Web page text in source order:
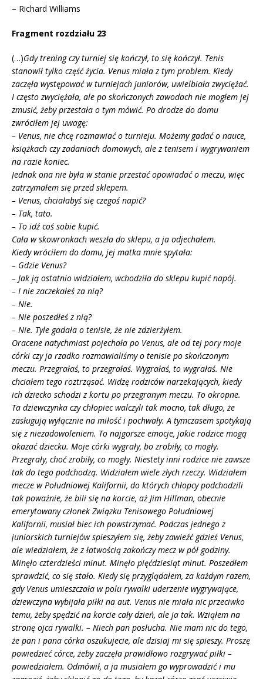
– Richard Williams
Fragment rozdziału 23
(…)Gdy trening czy turniej się kończył, to się kończył. Tenis
stanowił tylko część życia. Venus miała z tym problem. Kiedy
zaczęła występować w turniejach juniorów, uwielbiała zwyciężać.
I często zwyciężała, ale po skończonych zawodach nie mogłem jej
zmusić, żeby przestała o tym mówić. Po drodze do domu
zwróciłem jej uwagę:
– Venus, nie chcę rozmawiać o turnieju. Możemy gadać o nauce,
książkach czy zadaniach domowych, ale z tenisem i wygrywaniem
na razie koniec.
Jednak ona nie była w stanie przestać opowiadać o meczu, więc
zatrzymałem się przed sklepem.
– Venus, chciałabyś się czegoś napić?
– Tak, tato.
– To idź coś sobie kupić.
Cała w skowronkach weszła do sklepu, a ja odjechałem.
Kiedy wróciłem do domu, jej matka mnie spytała:
– Gdzie Venus?
– Jak ją ostatnio widziałem, wchodziła do sklepu kupić napój.
– I nie zaczekałeś za nią?
– Nie.
– Nie poszedłeś z nią?
– Nie. Tyle gadała o tenisie, że nie zdzierżyłem.
Oracene natychmiast pojechała po Venus, ale od tej pory moje
córki czy ja rzadko rozmawialiśmy o tenisie po skończonym
meczu. Przegrałaś, to przegrałaś. Wygrałaś, to wygrałaś. Nie
chciałem tego roztrząsać. Widzę rodziców narzekających, kiedy
ich dziecko schodzi z kortu po przegranym meczu. To okropne.
Ta dziewczynka czy chłopiec walczyli tak mocno, tak długo, że
zasługują wyłącznie na miłość i pochwały. A tymczasem spotykają
się z niezadowoleniem. To najgorsze emocje, jakie rodzice mogą
okazać dziecku. Moje córki wygrały, bo zrobiły, co mogły.
Przegrały, choć zrobiły, co mogły. Niestety inni rodzice nie zawsze
tak do tego podchodzą. Widziałem wiele złych rzeczy. Widziałem
mecze w Południowej Kalifornii, do których chłopcy podchodzili
tak poważnie, że bili się na korcie, aż Jim Hillman, obecnie
emerytowany członek Związku Tenisowego Południowej
Kalifornii, musiał biec ich powstrzymać. Podczas jednego z
juniorskich turniejów spieszyłem się, żeby zawieźć gdzieś Venus,
ale wiedziałem, że z łatwością zakończy mecz w pół godziny.
Minęło czterdzieści minut. Minęło pięćdziesiąt minut. Poszedłem
sprawdzić, co się stało. Kiedy się przyglądałem, za każdym razem,
gdy Venus umieszczała w polu rywalki uderzenie wygrywające,
dziewczyna wybijała piłki na aut. Venus nie miała nic przeciwko
temu, żeby spędzić na korcie cały dzień, ale ja tak. Wziąłem na
stronę ojca rywalki. – Niech pan posłucha. Nie mam nic do tego,
że pan i pana córka oszukujecie, ale dzisiaj mi się spieszy. Proszę
powiedzieć córce, żeby zaczęła prawidłowo rozgrywać piłki –
powiedziałem. Odmówił, a ja musiałem go wyprowadzić i mu